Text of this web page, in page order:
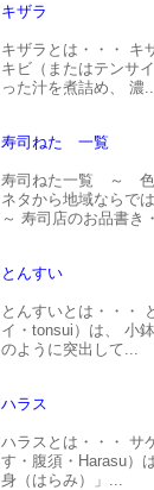
キザラ
キザラとは・・・ キ
キビ（またはテンサ
った汁を煮詰め、 濃...
寿司ねた 一覧
寿司ねた一覧 ～ 色
ネタから地域ならで
～ 寿司店のお品書き
とんすい
とんすいとは・・・
イ・tonsui）は、 小
のように突出して...
ハラス
ハラスとは・・・ サ
す・腹須・Harasu）
身（はらみ）」...